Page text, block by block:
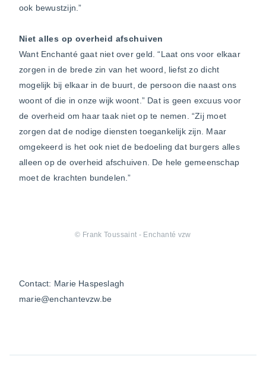
ook bewustzijn.”
Niet alles op overheid afschuiven
Want Enchanté gaat niet over geld. “Laat ons voor elkaar
zorgen in de brede zin van het woord, liefst zo dicht
mogelijk bij elkaar in de buurt, de persoon die naast ons
woont of die in onze wijk woont.” Dat is geen excuus voor
de overheid om haar taak niet op te nemen. “Zij moet
zorgen dat de nodige diensten toegankelijk zijn. Maar
omgekeerd is het ook niet de bedoeling dat burgers alles
alleen op de overheid afschuiven. De hele gemeenschap
moet de krachten bundelen.”
© Frank Toussaint - Enchanté vzw
Contact: Marie Haspeslagh
marie@enchantevzw.be